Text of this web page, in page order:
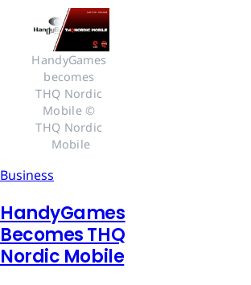
HandyGames
becomes
THQ Nordic
Mobile ©
THQ Nordic
Mobile
Business
HandyGames
Becomes THQ
Nordic Mobile